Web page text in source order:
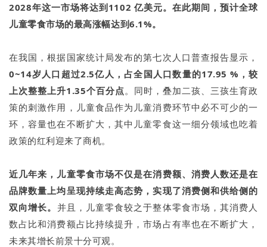
2028年这一市场将达到1102 亿美元。在此期间，预计全球
儿童零食市场的最高涨幅达到6.1%。
在我国，根据国家统计局发布的第七次人口普查报告显示，
0~14岁人口超过2.5亿人，占全国人口数量的17.95 %，较
上次整整上升1.35个百分点。同时，叠加二孩、三孩生育政
策的刺激作用，儿童食品作为儿童消费环节中必不可少的一
环，容量也在不断扩大，其中儿童零食这一细分领域也吃着
政策的红利迎来了商机。
近几年来，儿童零食市场不仅是在消费额、消费人数还是在
品牌数量上均呈现持续走高态势，实现了消费侧和供给侧的
双向增长。 并且，儿童零食较之于整体零食市场，其消费人
数占比和消费额占比持续提升，市场占有率也在不断扩大，
未来其增长前景十分可观。